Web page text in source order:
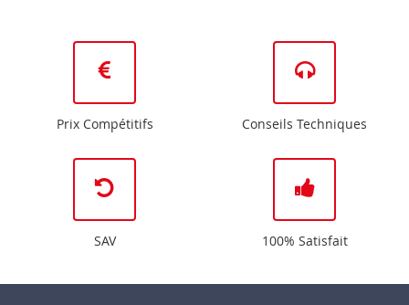
Prix Compétitifs Conseils Techniques
SAV 100% Satisfait